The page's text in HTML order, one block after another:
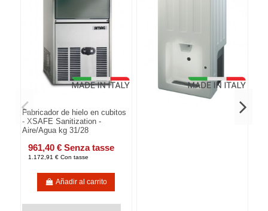
Fabricador de hielo en cubitos
- XSAFE Sanitization -
Aire/Agua kg 31/28
961,40 € Senza tasse
1.172,91 € Con tasse
Añadir al carrito